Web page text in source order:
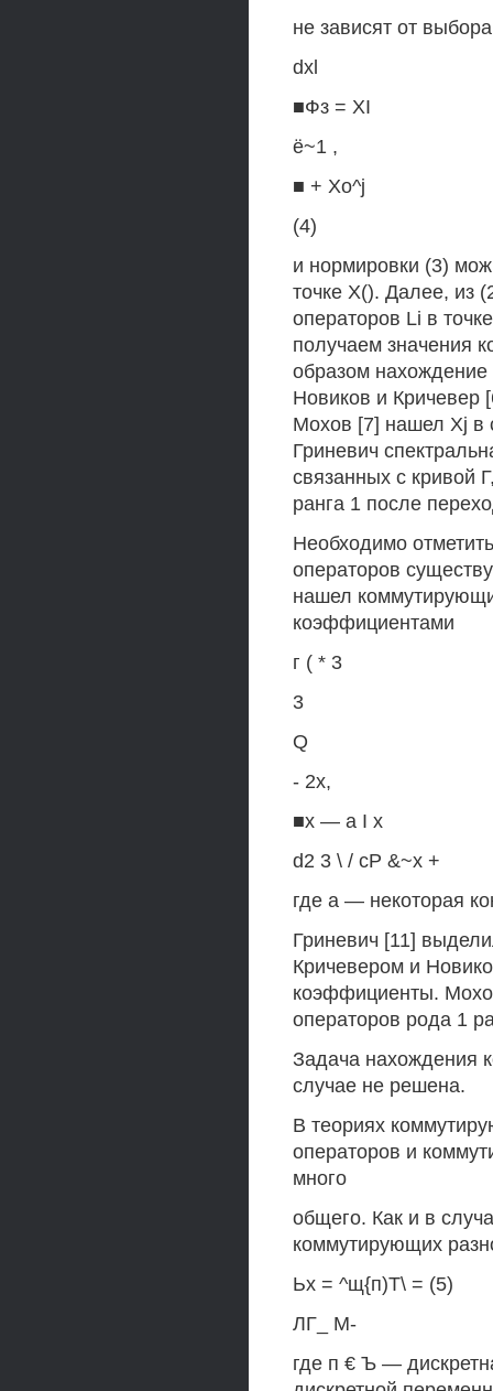
не зависят от
dxl
■Фз = XI
ё~1 ,
■ + Xo^j
(4)
и нормировки (3)
точке Х(). Далее, из
операторов Li в
получаем значения
образом
Новиков и Кричевер
Мохов [7] нашел Xj в
Гриневич
связанных с кривой
ранга 1 после
Необходимо
операторов
нашел
коэффициентами
г ( * 3
3
Q
- 2х,
■х — a I х
d2 3 \ / сР &~х +
где а — некоторая
Гриневич [11]
Кричевером и
коэффициенты.
операторов рода 1
Задача нахождения
случае не решена.
В теориях
операторов и
много
общего. Как и в
коммутирующих
Ьх = ^щ{п)Т\ = (5)
ЛГ_ М-
где п € Ъ —